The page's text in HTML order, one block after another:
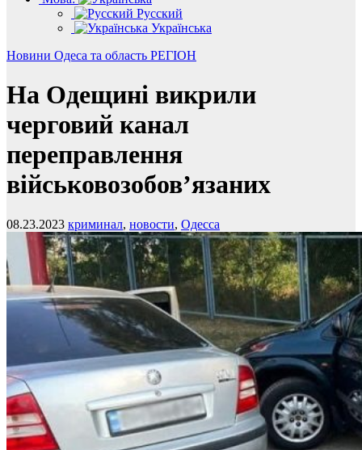
Русский
Українська
Новини Одеса та область РЕГІОН
На Одещині викрили
черговий канал
переправлення
військовозобов’язаних
08.23.2023 криминал, новости, Одесса